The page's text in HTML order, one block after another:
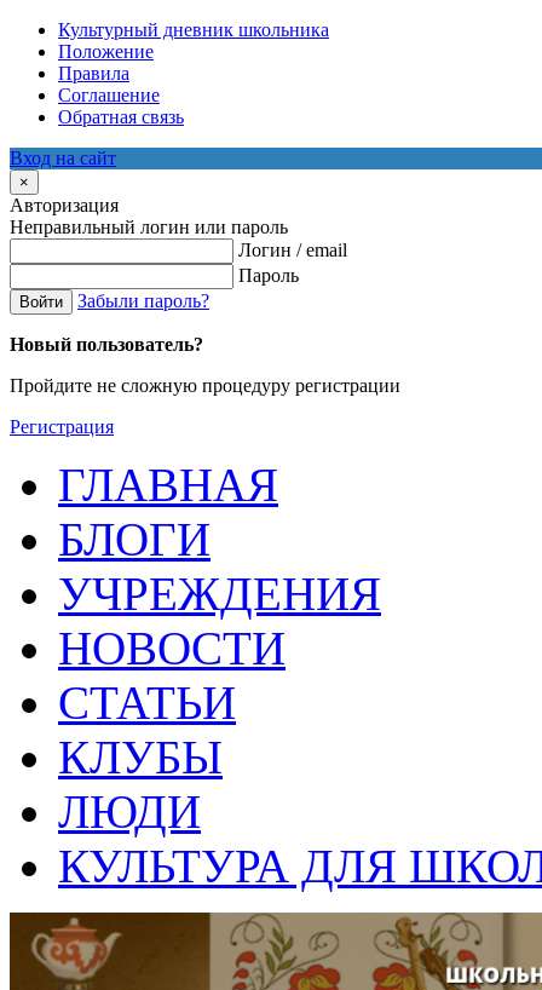
Культурный дневник школьника
Положение
Правила
Соглашение
Обратная связь
Вход на сайт
×
Авторизация
Неправильный логин или пароль
Логин / email
Пароль
Войти Забыли пароль?
Новый пользователь?
Пройдите не сложную процедуру регистрации
Регистрация
ГЛАВНАЯ
БЛОГИ
УЧРЕЖДЕНИЯ
НОВОСТИ
СТАТЬИ
КЛУБЫ
ЛЮДИ
КУЛЬТУРА ДЛЯ